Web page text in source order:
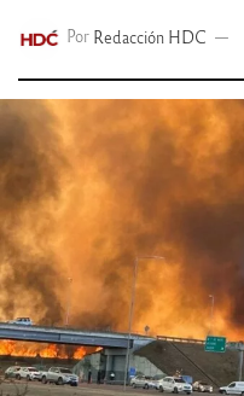
Por Redacción HDC